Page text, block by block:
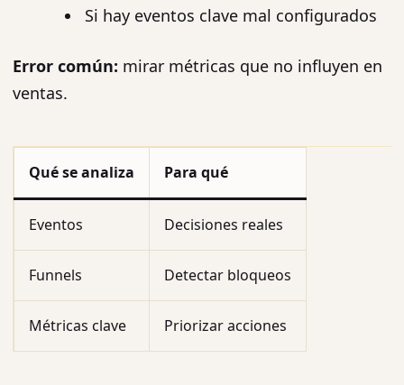
Si hay eventos clave mal configurados
Error común: mirar métricas que no influyen en
ventas.
Qué se analiza Para qué
Eventos Decisiones reales
Funnels Detectar bloqueos
Métricas clave Priorizar acciones